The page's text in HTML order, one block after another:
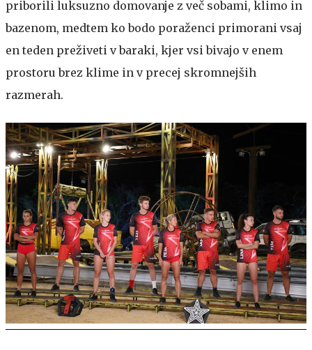
priborili luksuzno domovanje z več sobami, klimo in
bazenom, medtem ko bodo poraženci primorani vsaj
en teden preživeti v baraki, kjer vsi bivajo v enem
prostoru brez klime in v precej skromnejših
razmerah.